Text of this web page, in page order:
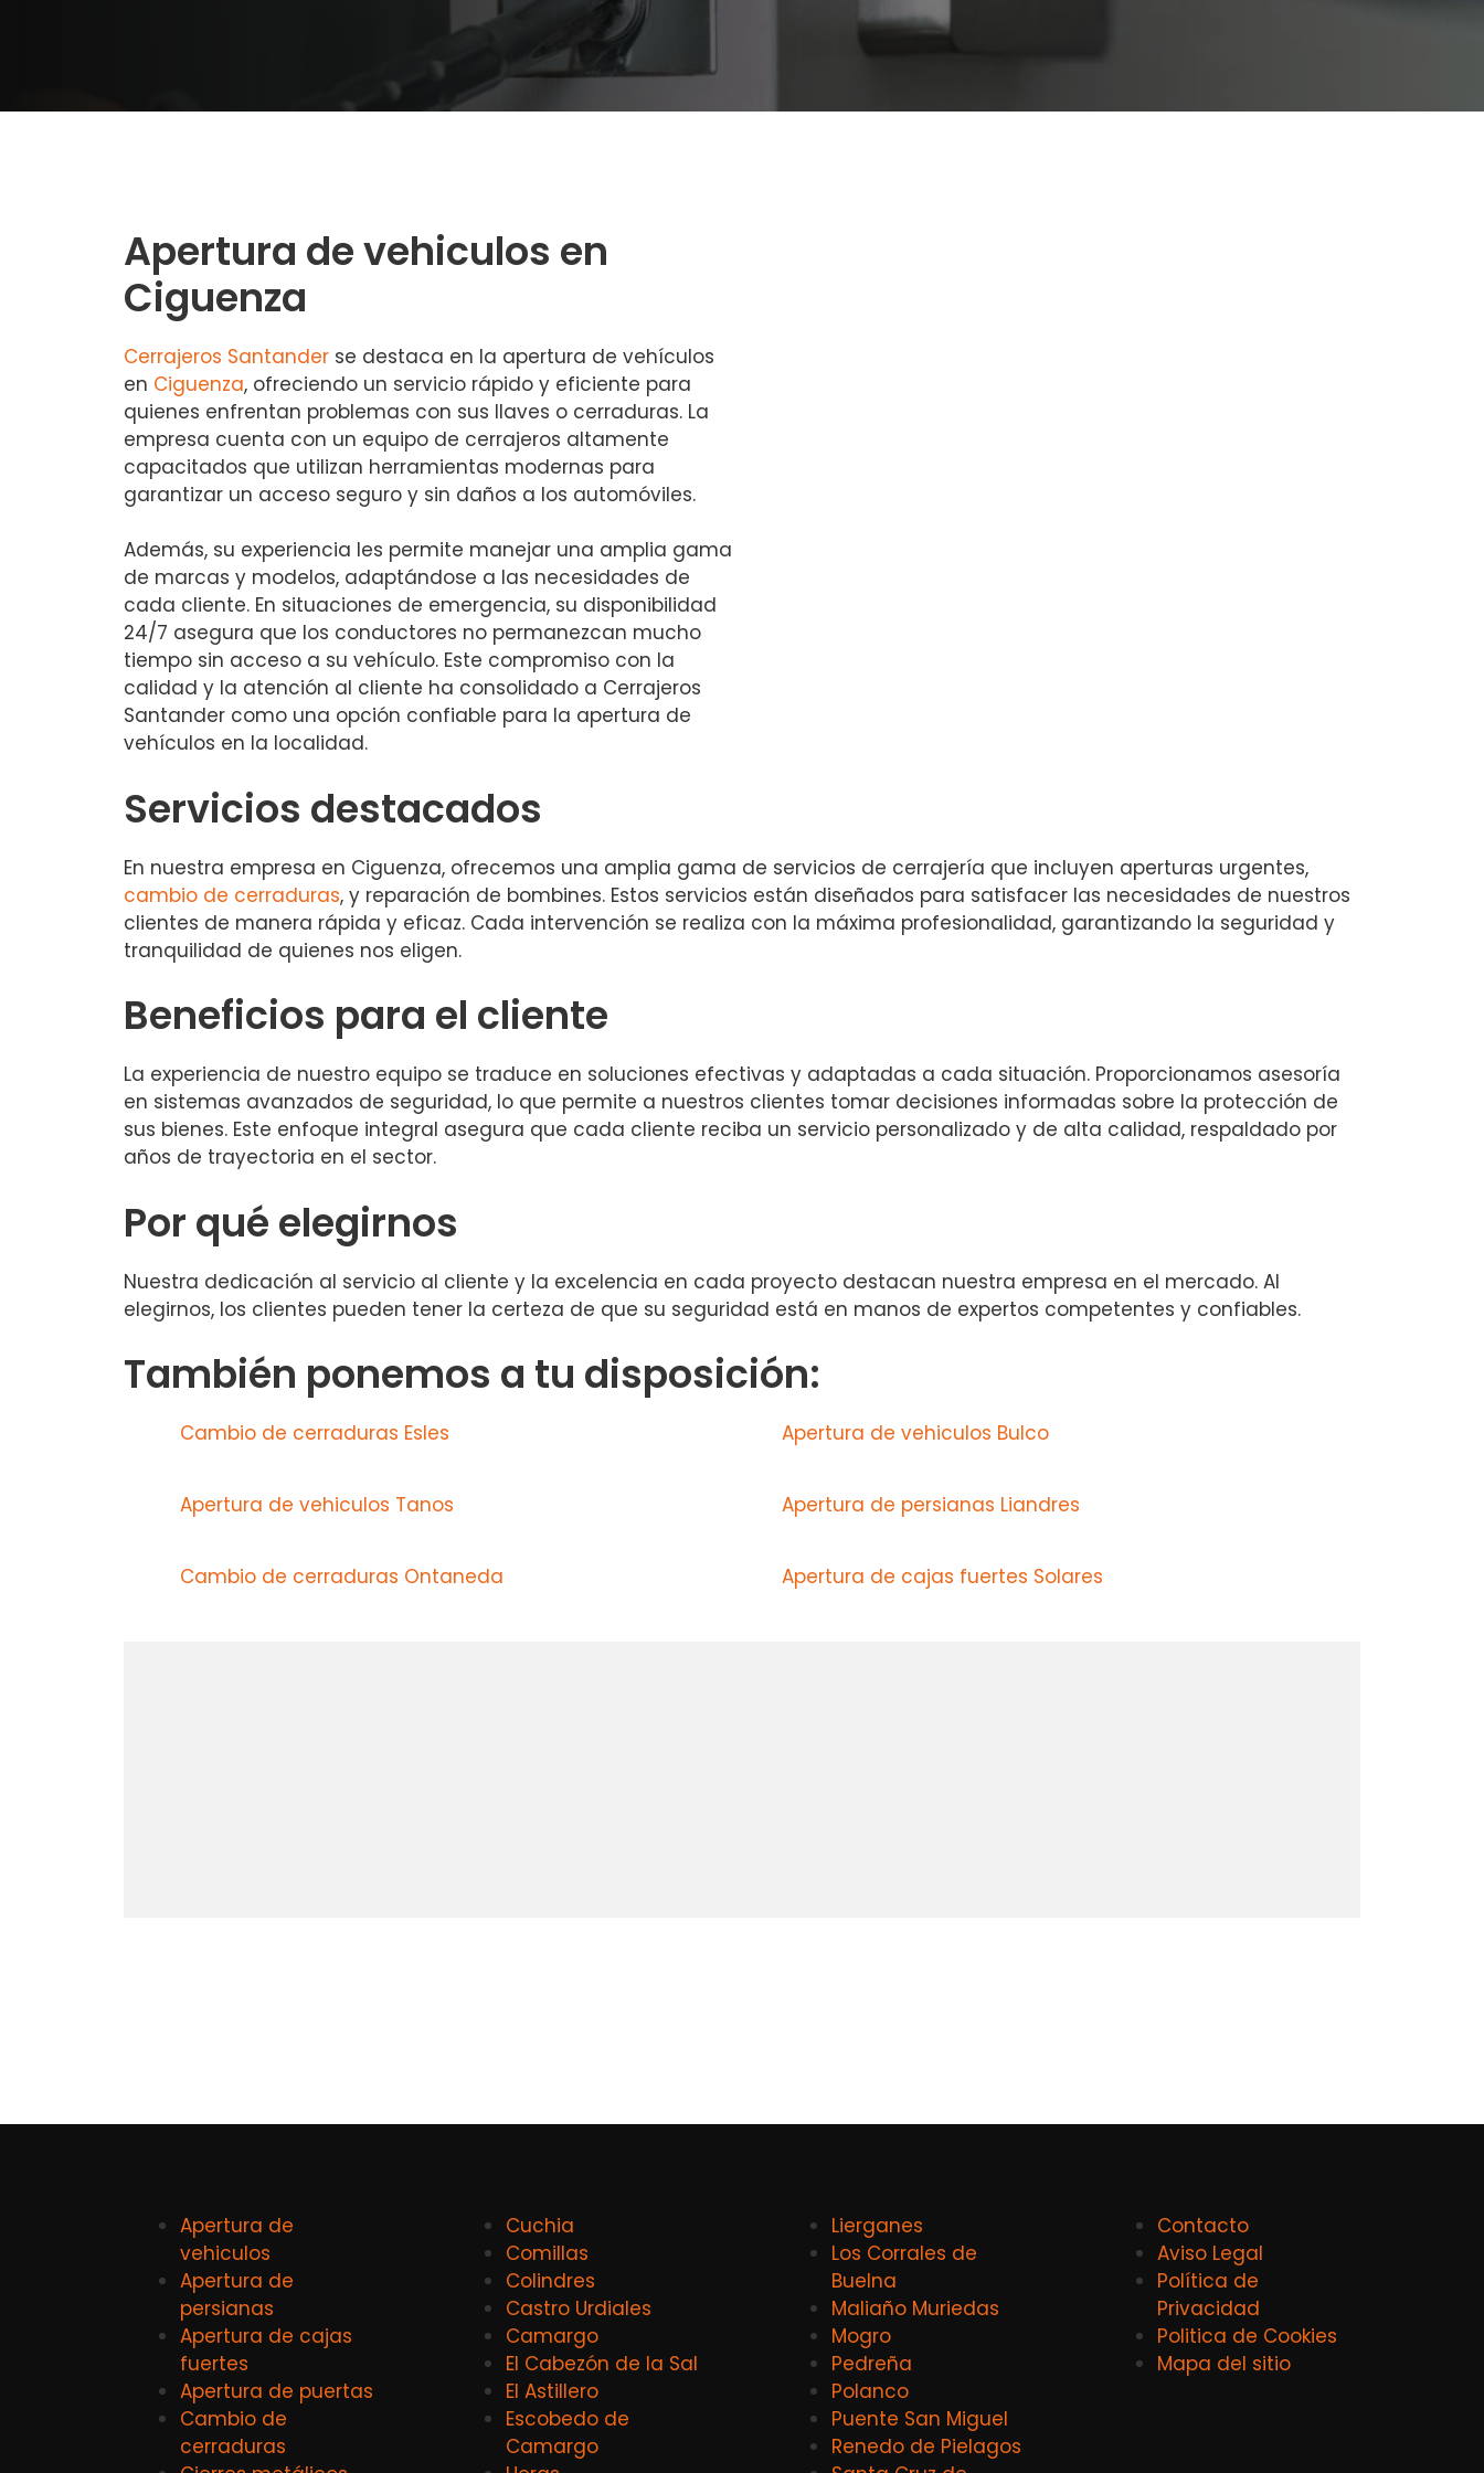
Apertura de vehiculos en
Ciguenza
Cerrajeros Santander se destaca en la apertura de vehículos
en Ciguenza, ofreciendo un servicio rápido y eficiente para
quienes enfrentan problemas con sus llaves o cerraduras. La
empresa cuenta con un equipo de cerrajeros altamente
capacitados que utilizan herramientas modernas para
garantizar un acceso seguro y sin daños a los automóviles.
Además, su experiencia les permite manejar una amplia gama
de marcas y modelos, adaptándose a las necesidades de
cada cliente. En situaciones de emergencia, su disponibilidad
24/7 asegura que los conductores no permanezcan mucho
tiempo sin acceso a su vehículo. Este compromiso con la
calidad y la atención al cliente ha consolidado a Cerrajeros
Santander como una opción confiable para la apertura de
vehículos en la localidad.
Servicios destacados
En nuestra empresa en Ciguenza, ofrecemos una amplia gama de servicios de cerrajería que incluyen aperturas urgentes,
cambio de cerraduras, y reparación de bombines. Estos servicios están diseñados para satisfacer las necesidades de nuestros
clientes de manera rápida y eficaz. Cada intervención se realiza con la máxima profesionalidad, garantizando la seguridad y
tranquilidad de quienes nos eligen.
Beneficios para el cliente
La experiencia de nuestro equipo se traduce en soluciones efectivas y adaptadas a cada situación. Proporcionamos asesoría
en sistemas avanzados de seguridad, lo que permite a nuestros clientes tomar decisiones informadas sobre la protección de
sus bienes. Este enfoque integral asegura que cada cliente reciba un servicio personalizado y de alta calidad, respaldado por
años de trayectoria en el sector.
Por qué elegirnos
Nuestra dedicación al servicio al cliente y la excelencia en cada proyecto destacan nuestra empresa en el mercado. Al
elegirnos, los clientes pueden tener la certeza de que su seguridad está en manos de expertos competentes y confiables.
También ponemos a tu disposición:
Cambio de cerraduras Esles Apertura de vehiculos Bulco
Apertura de vehiculos Tanos Apertura de persianas Liandres
Cambio de cerraduras Ontaneda Apertura de cajas fuertes Solares
Apertura de
vehiculos
Apertura de
persianas
Apertura de cajas
fuertes
Apertura de puertas
Cambio de
cerraduras
Cuchia
Comillas
Colindres
Castro Urdiales
Camargo
El Cabezón de la Sal
El Astillero
Escobedo de
Camargo
Lierganes
Los Corrales de
Buelna
Maliaño Muriedas
Mogro
Pedreña
Polanco
Puente San Miguel
Renedo de Pielagos
Contacto
Aviso Legal
Política de
Privacidad
Politica de Cookies
Mapa del sitio